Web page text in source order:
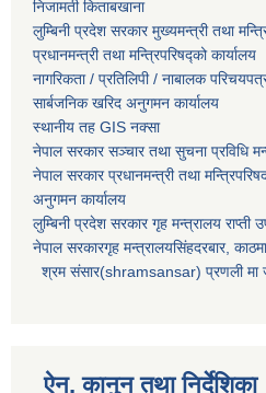
निजामती किताबखाना
लुम्बिनी प्रदेश सरकार मुख्यमन्त्री तथा
प्रधानमन्त्री तथा मन्त्रिपरिषद्को कार्यालय
नागरिकता / प्रतिलिपी / नाबालक
सार्बजनिक खरिद अनुगमन कार्यालय
स्थानीय तह GIS नक्सा
नेपाल सरकारसञ्चार तथा सुचना प्रविधि
नेपाल सरकार प्रधानमन्त्री तथा
अनुगमन कार्यालय
लुम्बिनी प्रदेश सरकार गृह मन्त्रालय
नेपाल सरकारगृह मन्त्रालयसिंहदरबार,
श्रम संसार(shramsansar) प्रणली मा
ऐन, कानुन तथा निर्देशिका